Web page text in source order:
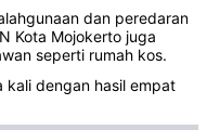
dan peredaran
Kota Mojokerto juga
seperti rumah kos.
kali dengan hasil empat